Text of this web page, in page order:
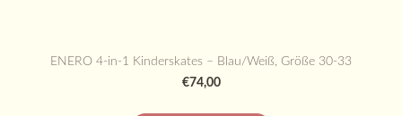
ENERO 4-in-1 Kinderskates – Blau/Weiß, Größe 30-33
€74,00